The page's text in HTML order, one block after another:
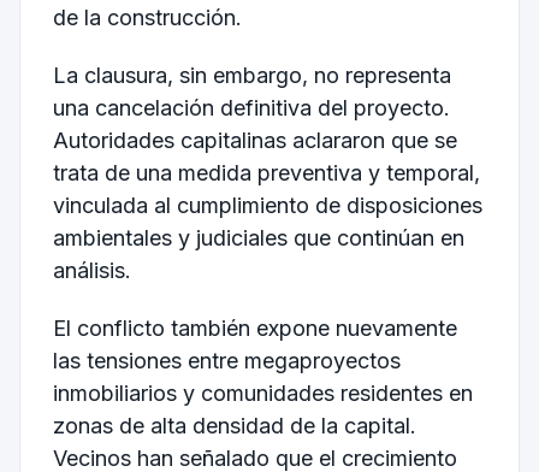
de la construcción.
La clausura, sin embargo, no representa
una cancelación definitiva del proyecto.
Autoridades capitalinas aclararon que se
trata de una medida preventiva y temporal,
vinculada al cumplimiento de disposiciones
ambientales y judiciales que continúan en
análisis.
El conflicto también expone nuevamente
las tensiones entre megaproyectos
inmobiliarios y comunidades residentes en
zonas de alta densidad de la capital.
Vecinos han señalado que el crecimiento